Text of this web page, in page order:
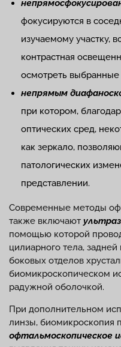
фокусируются в
изучаемому участку,
контрастная
осмотреть выбранные
непрямым
при котором,
оптических сред,
как зеркало,
патологических
представлении.
Современные методы
также включают
помощью которой
цилиарного тела,
боковых отделов
биомикроскопическом
радужной оболочкой.
При дополнительном
линзы, биомикроскопия
офтальмоскопическое